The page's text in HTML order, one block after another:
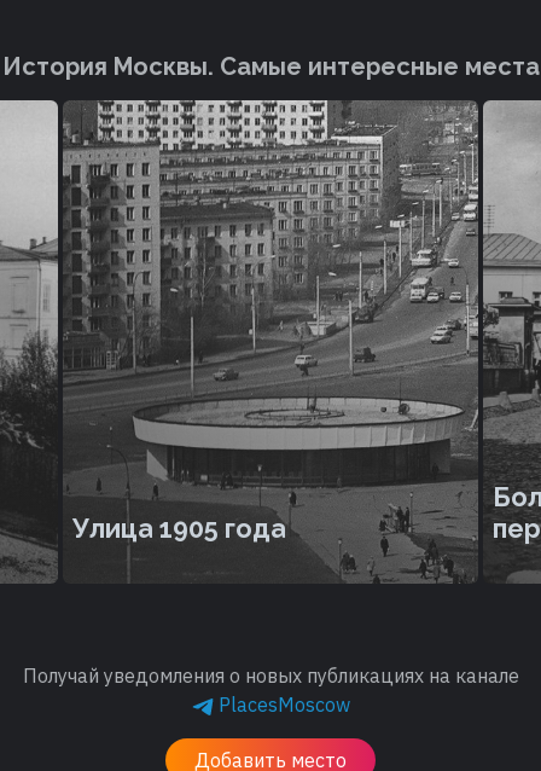
История Москвы. Cамые интересные места
Улица 1905 года
Получай уведомления о новых публикациях на канале
PlacesMoscow
Добавить место